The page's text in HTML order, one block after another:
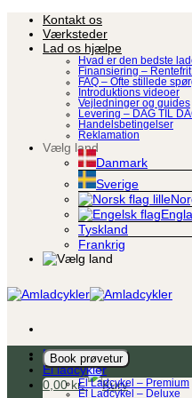
Fortsæt
indhold
Kontakt os
Værksteder
Lad os hjælpe
Hvad er den bedste
Finansiering –
FAQ – Ofte stillede
Introduktions videoer
Vejledninger og guides
Levering – DAG TIL
Handelsbetingelser
Reklamation
Vælg land
Danmark
Sverige
Tyskland
Frankrig
Book prøvetur
0,00kr.
Ladcykel
El ladcykler
El Ladcykel – Premium
El Ladcykel – Deluxe